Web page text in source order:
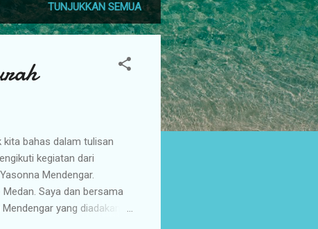
TUNJUKKAN SEMUA
bahas dalam tulisan
kegiatan dari
Mendengar.
Saya dan bersama
yang diadakan